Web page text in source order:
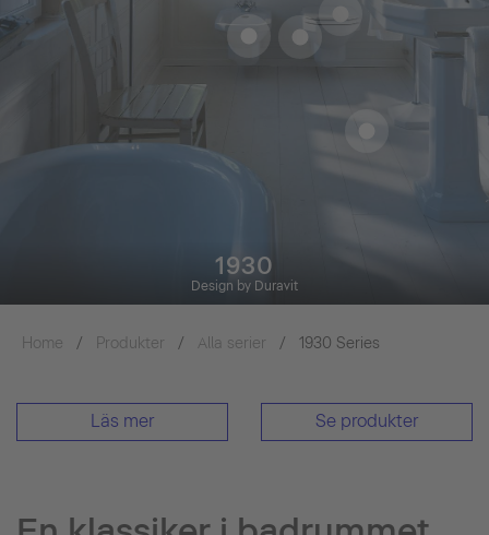
1930
Design by Duravit
Home Produkter Alla serier 1930 Series
Läs mer Se produkter